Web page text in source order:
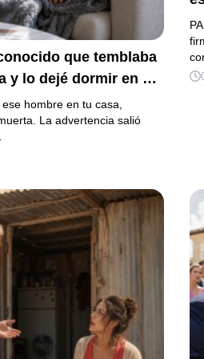
que temblaba
y lo dejé dormir en mi
aunque mi
“Ese hombre
Le curé una herida
a dormir. Al amanecer,
su anillo, 200,000
armados
inesperada.
hombre en tu casa,
La advertencia salió